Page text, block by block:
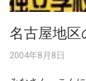
名古屋地区
2004年8月8日